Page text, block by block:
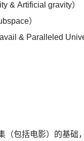
& Artificial gravity）
）
& Paralleled
（包括电影）的基